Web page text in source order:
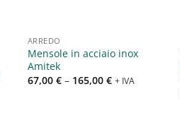
ARREDO
Mensole in acciaio inox
Amitek
67,00 €– 165,00 € + IVA